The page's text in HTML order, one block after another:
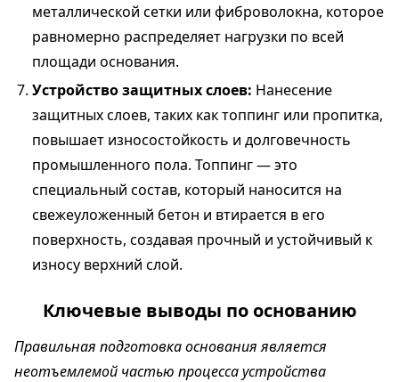
металлической сетки или фиброволокна, которое
равномерно распределяет нагрузки по всей
площади основания.
Устройство защитных слоев: Нанесение
защитных слоев, таких как топпинг или пропитка,
повышает износостойкость и долговечность
промышленного пола. Топпинг — это
специальный состав, который наносится на
свежеуложенный бетон и втирается в его
поверхность, создавая прочный и устойчивый к
износу верхний слой.
Ключевые выводы по основанию
Правильная подготовка основания является
неотъемлемой частью процесса устройства